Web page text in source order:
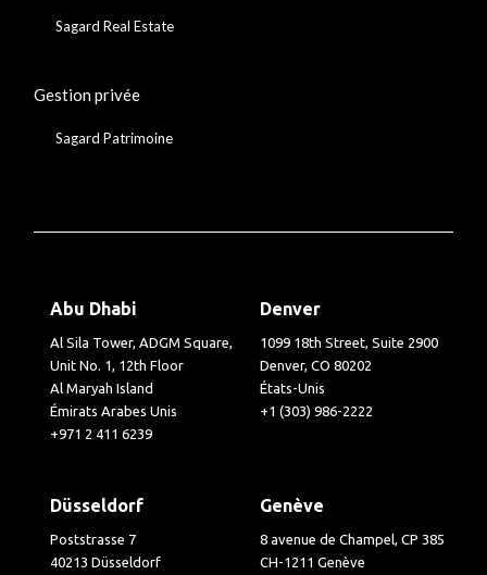
Sagard Real Estate
Gestion privée
Sagard Patrimoine
Abu Dhabi
Al Sila Tower, ADGM Square,
Unit No. 1, 12th Floor
Al Maryah Island
Émirats Arabes Unis
+971 2 411 6239
Denver
1099 18th Street, Suite 2900
Denver, CO 80202
États-Unis
+1 (303) 986-2222
Düsseldorf
Poststrasse 7
40213 Düsseldorf
Genève
8 avenue de Champel, CP 385
CH-1211 Genève